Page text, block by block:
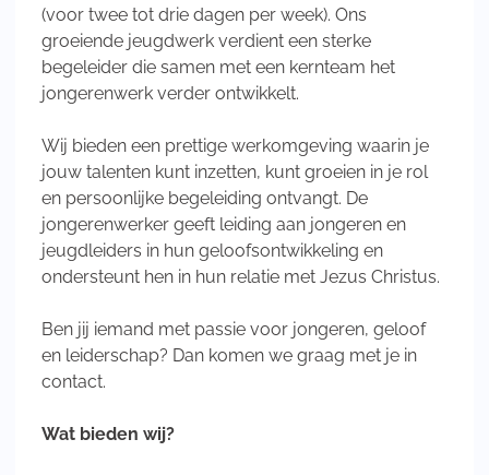
(voor twee tot drie dagen per week). Ons
groeiende jeugdwerk verdient een sterke
begeleider die samen met een kernteam het
jongerenwerk verder ontwikkelt.
Wij bieden een prettige werkomgeving waarin je
jouw talenten kunt inzetten, kunt groeien in je rol
en persoonlijke begeleiding ontvangt. De
jongerenwerker geeft leiding aan jongeren en
jeugdleiders in hun geloofsontwikkeling en
ondersteunt hen in hun relatie met Jezus Christus.
Ben jij iemand met passie voor jongeren, geloof
en leiderschap? Dan komen we graag met je in
contact.
Wat bieden wij?